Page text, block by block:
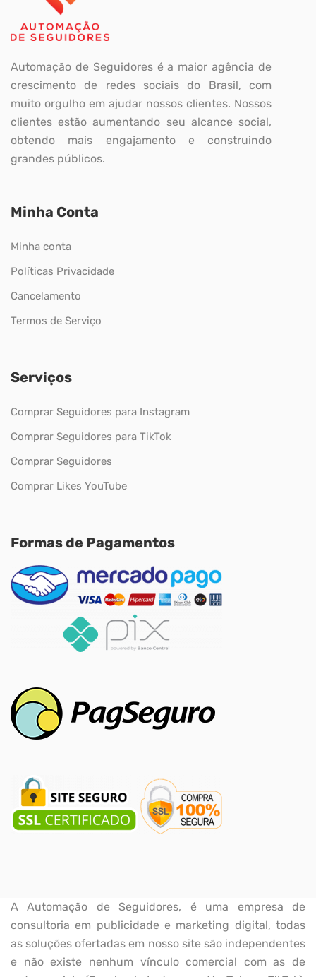
Automação de Seguidores é a maior agência de
crescimento de redes sociais do Brasil, com
muito orgulho em ajudar nossos clientes. Nossos
clientes estão aumentando seu alcance social,
obtendo mais engajamento e construindo
grandes públicos.
Minha Conta
Minha conta
Políticas Privacidade
Cancelamento
Termos de Serviço
Serviços
Comprar Seguidores para Instagram
Comprar Seguidores para TikTok
Comprar Seguidores
Comprar Likes YouTube
Formas de Pagamentos
A Automação de Seguidores, é uma empresa de
consultoria em publicidade e marketing digital, todas
as soluções ofertadas em nosso site são independentes
e não existe nenhum vínculo comercial com as de